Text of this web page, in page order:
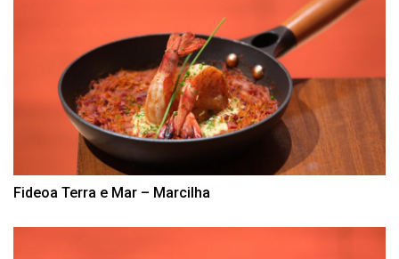
Fideoa Terra e Mar – Marcilha